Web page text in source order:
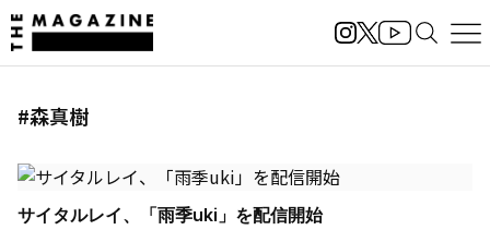
#森真樹
サイタルレイ、「雨季uki」を配信開始